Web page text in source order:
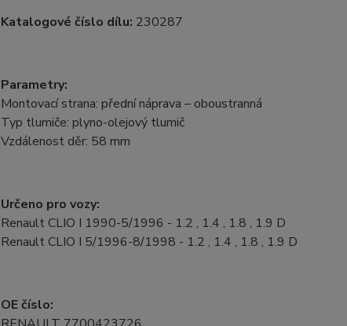
Katalogové číslo dílu: 230287
Parametry:
Montovací strana: přední náprava – oboustranná
Typ tlumiče: plyno-olejový tlumič
Vzdálenost děr: 58 mm
Určeno pro vozy:
Renault CLIO I 1990-5/1996 - 1.2 , 1.4 , 1.8 , 1.9 D
Renault CLIO I 5/1996-8/1998 - 1.2 , 1.4 , 1.8 , 1.9 D
OE číslo: